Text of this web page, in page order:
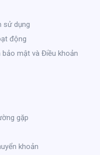
sử dụng
động
bảo mật và Điều khoản
gặp
khoản